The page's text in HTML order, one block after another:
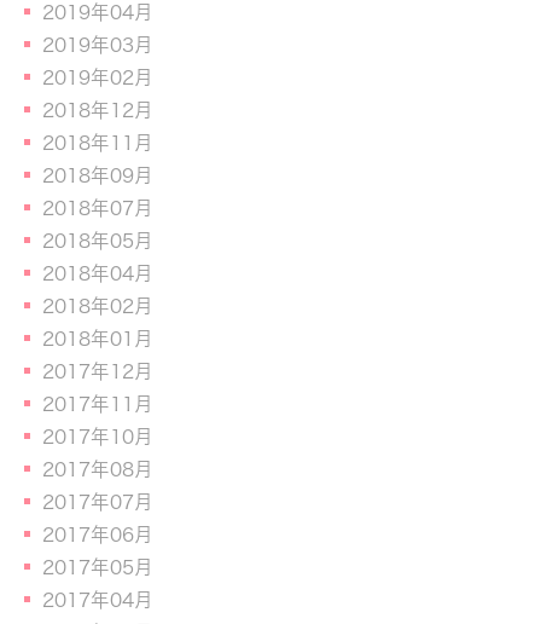
2019年04月
2019年03月
2019年02月
2018年12月
2018年11月
2018年09月
2018年07月
2018年05月
2018年04月
2018年02月
2018年01月
2017年12月
2017年11月
2017年10月
2017年08月
2017年07月
2017年06月
2017年05月
2017年04月